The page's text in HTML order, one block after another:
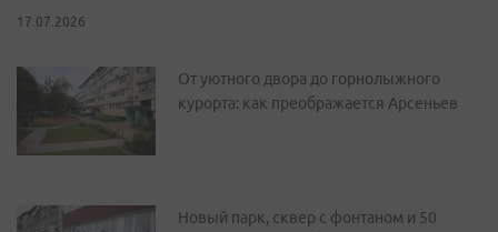
17.07.2026
От уютного двора до горнолыжного
курорта: как преображается Арсеньев
Новый парк, сквер с фонтаном и 50